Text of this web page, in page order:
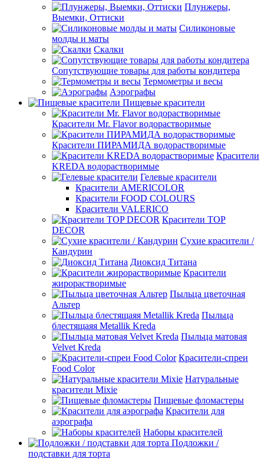
Плунжеры,
Выемки, Оттиски
Силиконовые
молды и маты
Скалки
Сопутствующие товары для работы кондитера
Термометры и весы
Аэрографы
Пищевые красители
Красители Mr. Flavor водорастворимые
Красители ПИРАМИДА водорастворимые
Красители
KREDA водорастворимые
Гелевые красители
Красители AMERICOLOR
Красители FOOD COLOURS
Красители VALERICO
Красители TOP
DECOR
Сухие красители /
Кандурин
Диоксид Титана
Красители
жирорастворимые
Пыльца цветочная
Альтер
Пыльца
блестящаяя Metallik Kreda
Пыльца матовая
Velvet Kreda
Красители-спреи
Food Color
Натуральные
красители Mixie
Пищевые фломастеры
Красители для
аэрографа
Наборы красителей
Подложки /
подставки для торта